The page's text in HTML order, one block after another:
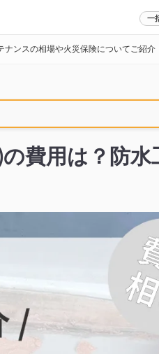
一
ナンスの相場や火災保険についてご紹介
費用は？防水